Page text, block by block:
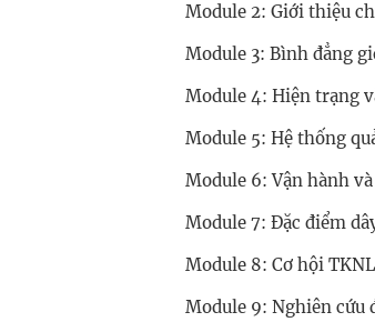
Module 2: Giới thiệu
Module 3: Bình đẳng
Module 4: Hiện trạng
Module 5: Hệ thống
Module 6: Vận hành
Module 7: Đặc điểm
Module 8: Cơ hội
Module 9: Nghiên cứu